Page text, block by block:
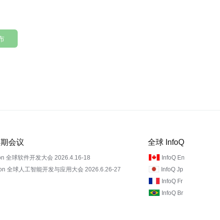
会议
全球软件开发大会 2026.4.16-18
全球人工智能开发与应用大会 2026.6.26-27
全球 InfoQ
InfoQ En
InfoQ Jp
InfoQ Fr
InfoQ Br